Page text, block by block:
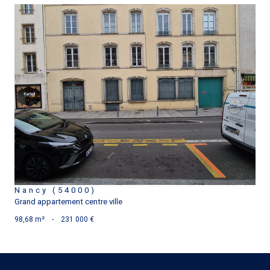
voir le bien
Nancy (54000)
Grand appartement centre ville
98,68 m² - 231 000 €